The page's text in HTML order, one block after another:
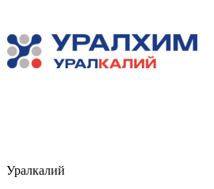
Уралкалий